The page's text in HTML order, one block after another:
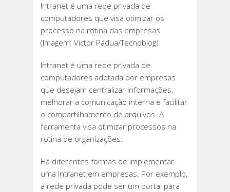
SAIBA
PARA
QUE
SERVE
Intranet é uma rede privada de
computadores que visa otimizar os
processo na rotina das empresas
(Imagem: Victor Pádua/Tecnoblog)
Intranet é uma rede privada de
computadores adotada por empresas
que desejam centralizar informações,
melhorar a comunicação interna e facilitar
o compartilhamento de arquivos. A
ferramenta visa otimizar processos na
rotina de organizações.
Há diferentes formas de implementar
uma Intranet em empresas. Por exemplo,
a rede privada pode ser um portal para